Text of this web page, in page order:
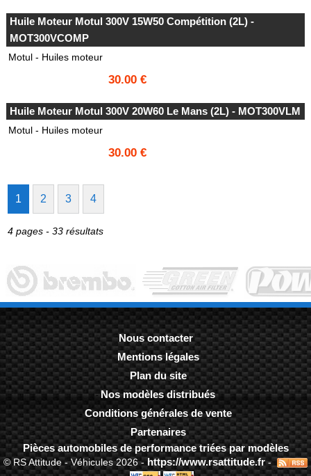
Huile Moteur Motul 300V 15W50 Compétition (2L) -
MOT300VCOMP
Motul - Huiles moteur
30.00 €
Huile Moteur Motul 300V 20W60 Le Mans (2L) - MOT300VLM
Motul - Huiles moteur
30.00 €
1 2 3 4
4 pages - 33 résultats
Nous contacter
-Mentions légales
-Plan du site
-Nos modèles distribués
-Conditions générales de vente
-Partenaires
Pièces automobiles de performance triées par modèles
© RS Attitude - Véhicules 2026 -https://www.rsattitude.fr-